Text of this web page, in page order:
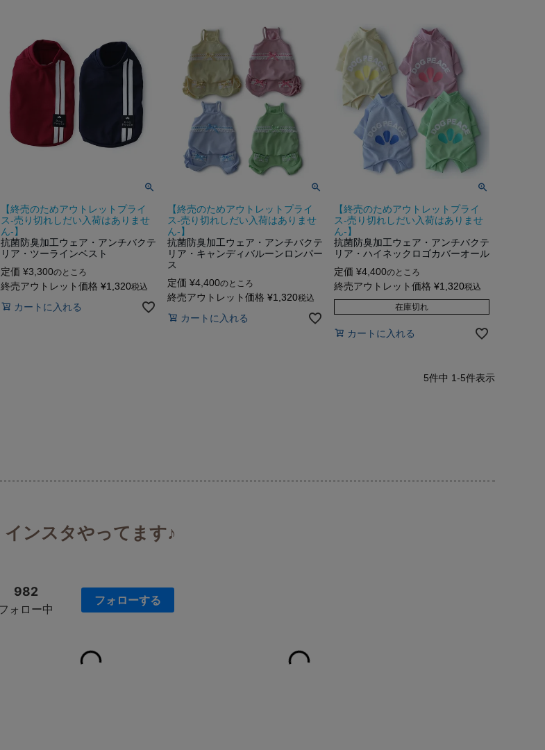
【終売のためアウトレットプライ
ス-売り切れしだい入荷はありませ
ん-】
抗菌防臭加工ウェア・アンチバクテ
リア・ツーラインベスト
定価 ¥3,300のところ
終売アウトレット価格 ¥1,320税込
カートに入れる
【終売のためアウトレットプライ
ス-売り切れしだい入荷はありませ
ん-】
抗菌防臭加工ウェア・アンチバクテ
リア・キャンディバルーンロンパー
ス
定価 ¥4,400のところ
終売アウトレット価格 ¥1,320税込
カートに入れる
【終売のためアウトレットプライ
ス-売り切れしだい入荷はありませ
ん-】
抗菌防臭加工ウェア・アンチバクテ
リア・ハイネックロゴカバーオール
定価 ¥4,400のところ
終売アウトレット価格 ¥1,320税込
在庫切れ
カートに入れる
5件中 1-5件表示
インスタやってます♪